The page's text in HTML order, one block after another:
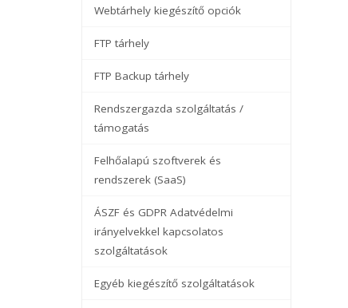
Webtárhely kiegészítő opciók
FTP tárhely
FTP Backup tárhely
Rendszergazda szolgáltatás /
támogatás
Felhőalapú szoftverek és
rendszerek (SaaS)
ÁSZF és GDPR Adatvédelmi
irányelvekkel kapcsolatos
szolgáltatások
Egyéb kiegészítő szolgáltatások